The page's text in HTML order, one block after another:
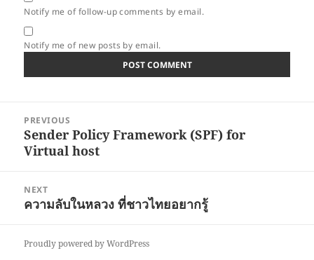
Notify me of follow-up comments by email.
Notify me of new posts by email.
navigation
PREVIOUS
Previous
post:
Sender Policy Framework (SPF) for
Virtual host
NEXT
Next
ความลับในหลวง ที่ชาวไทยอยากรู้
Proudly powered by WordPress